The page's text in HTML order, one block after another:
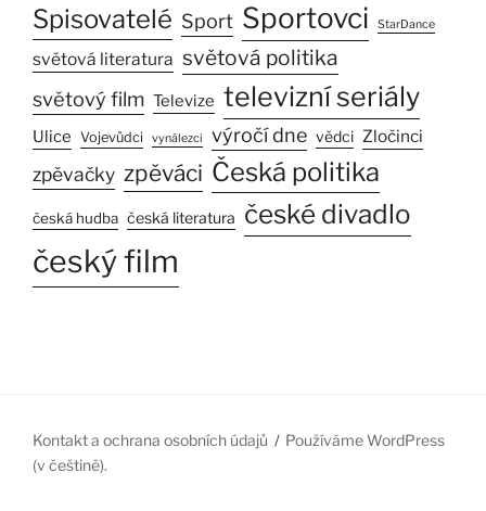
Spisovatelé Sport Sportovci StarDance
světová literatura světová politika
světový film Televize televizní seriály
Ulice Vojevůdci vynálezci výročí dne vědci Zločinci
zpěvačky zpěváci Česká politika
česká hudba česká literatura české divadlo
český film
Kontakt a ochrana osobních údajů
Používáme WordPress
(v češtině).